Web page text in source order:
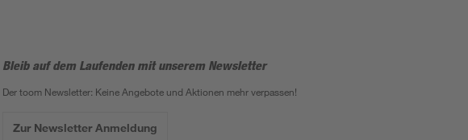
Bleib auf dem Laufenden mit unserem Newsletter
Der toom Newsletter: Keine Angebote und Aktionen mehr verpassen!
Zur Newsletter Anmeldung